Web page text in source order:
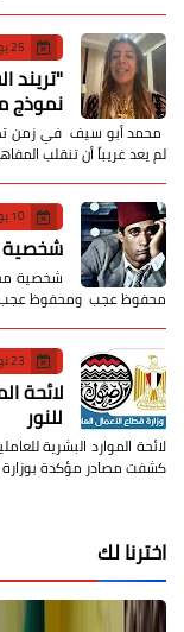
25 يوليو 2026
​"تريند
نموذج
محمد أبو سيف ​في زمن
لم يعد غريباً أن تنقلب
10 يونيو 2021
شخصية
محفوظ عجب ومحفوظ عجب
23 نوفمبر 2022
لائحة
للنور
لائحة الموارد البشرية
كشفت مصادر مؤكدة بوزارة
اخترنا لك